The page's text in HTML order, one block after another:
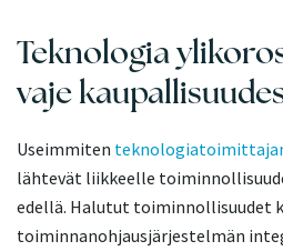
Teknologia
vaje
Useimmiten
lähtevät liikkeelle
edellä. Halutut toiminnollisuudet
toiminnanohjausjärjestelmän